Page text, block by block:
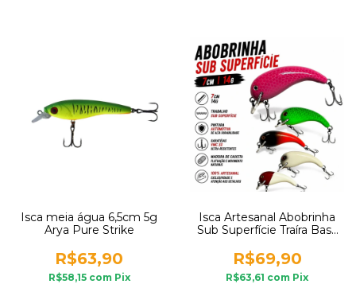
Isca meia água 6,5cm 5g
Arya Pure Strike
R$63,90
R$58,15 com Pix
Isca Artesanal Abobrinha
Sub Superfície Traíra Bass
R$69,90
R$63,61 com Pix